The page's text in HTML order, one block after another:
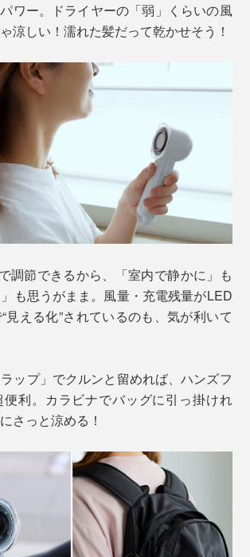
ワー。ドライヤーの「弱」くらいの風
涼しい！濡れた髪だって乾かせそう！
調節できるから、「室内で静かに」も
」も思うがまま。風量・充電残量がLED
見える化”されているのも、気が利いて
ラップ」でクルンと留めれば、ハンズフ
便利。カラビナでバッグに引っ掛けれ
さっと涼める！